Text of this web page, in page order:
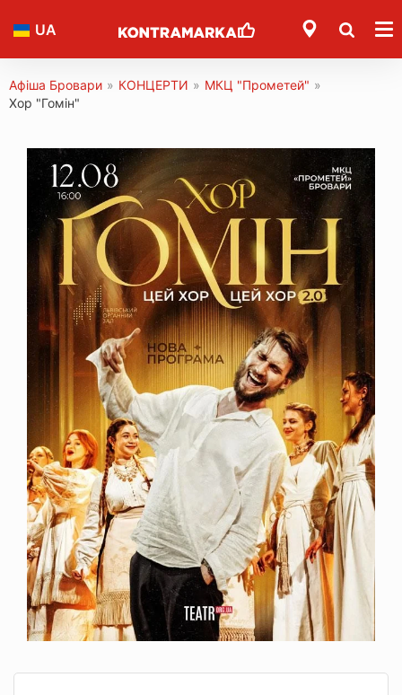
UA
Афіша Бровари » КОНЦЕРТИ » МКЦ "Прометей" »
Хор "Гомін"